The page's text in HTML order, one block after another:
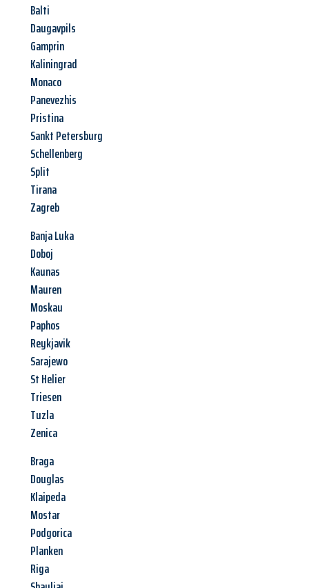
Balti
Daugavpils
Gamprin
Kaliningrad
Monaco
Panevezhis
Pristina
Sankt Petersburg
Schellenberg
Split
Tirana
Zagreb
Banja Luka
Doboj
Kaunas
Mauren
Moskau
Paphos
Reykjavik
Sarajewo
St Helier
Triesen
Tuzla
Zenica
Braga
Douglas
Klaipeda
Mostar
Podgorica
Planken
Riga